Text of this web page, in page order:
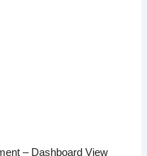
– Dashboard View